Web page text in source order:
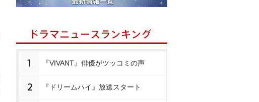
1 『VIVANT』俳優がツッコミの声
2 『ドリームハイ』放送スタート